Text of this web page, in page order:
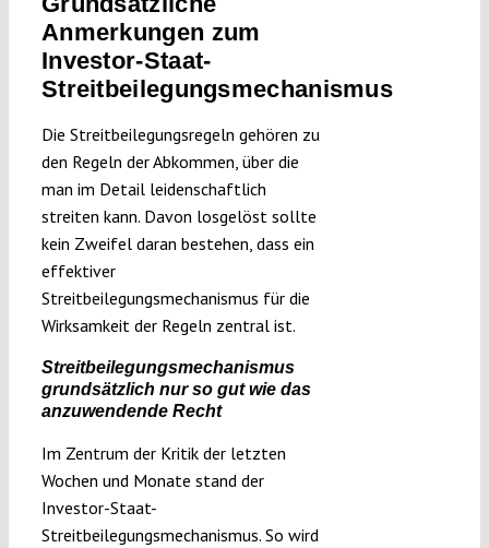
Anmerkungen zum
Investor-Staat-
Streitbeilegungsmechanismus
Die Streitbeilegungsregeln gehören zu
den Regeln der Abkommen, über die
man im Detail leidenschaftlich
streiten kann. Davon losgelöst sollte
kein Zweifel daran bestehen, dass ein
effektiver
Streitbeilegungsmechanismus für die
Wirksamkeit der Regeln zentral ist.
Streitbeilegungsmechanismus
grundsätzlich nur so gut wie das
anzuwendende Recht
Im Zentrum der Kritik der letzten
Wochen und Monate stand der
Investor-Staat-
Streitbeilegungsmechanismus. So wird